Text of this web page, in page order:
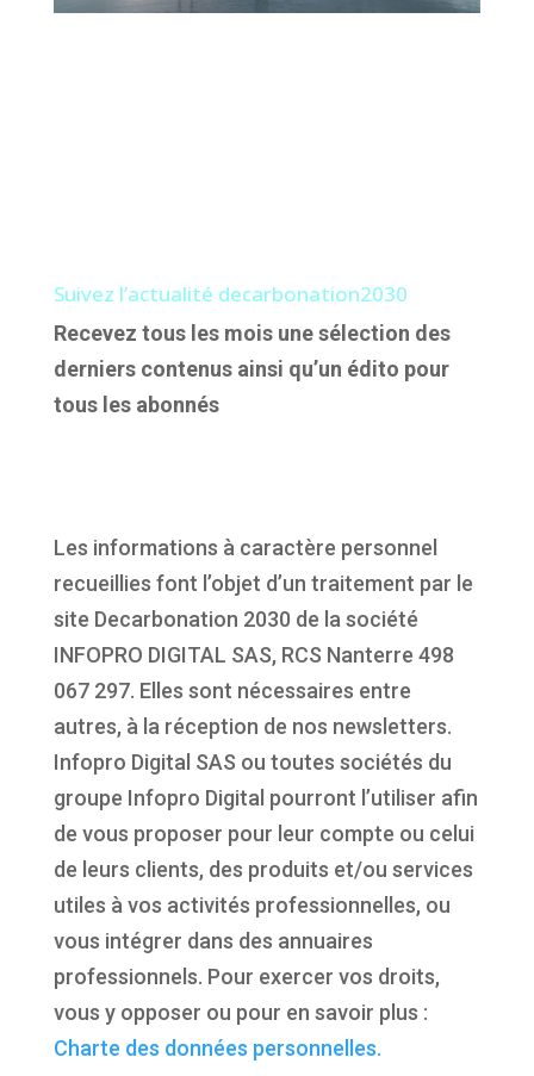
Suivez l’actualité decarbonation2030
Recevez tous les mois une sélection des
derniers contenus ainsi qu’un édito pour
tous les abonnés
Les informations à caractère personnel
recueillies font l’objet d’un traitement par le
site Decarbonation 2030 de la société
INFOPRO DIGITAL SAS, RCS Nanterre 498
067 297. Elles sont nécessaires entre
autres, à la réception de nos newsletters.
Infopro Digital SAS ou toutes sociétés du
groupe Infopro Digital pourront l’utiliser afin
de vous proposer pour leur compte ou celui
de leurs clients, des produits et/ou services
utiles à vos activités professionnelles, ou
vous intégrer dans des annuaires
professionnels. Pour exercer vos droits,
vous y opposer ou pour en savoir plus :
Charte des données personnelles.